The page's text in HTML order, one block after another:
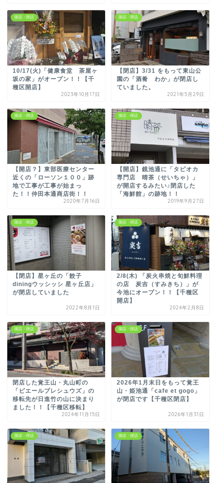
開店・閉店
10/17(火)「健康食堂 茶屋ヶ
坂の家」がオープン！！【千
種区開店】
2023年10月17日
開店・閉店
【閉店】3/31 をもって東山公
園の「酒肴 わか」が閉店し
ていました。
2021年5月29日
開店・閉店
【開店？】東部医療センター
近くの「ローソン１００」跡
地で工事が工事が始まっ
た！！仲田本通商店街！！
2020年7月16日
開店・閉店
【開店】鏡池通に「タピオカ
専門店 晴茶（せいちゃ）」
が開店するみたい♪閉店した
「海鮮館」の跡地！！
2019年9月27日
開店・閉店
【閉店】星ヶ丘の「餃子
diningウッシッシ 星ヶ丘店」
が閉店していました
2022年8月1日
開店・閉店
2/8(木) 「炭火串焼と旬鮮料理
の店 炭吉（すみきち）」が
今池にオープン！！【千種区
開店】
2024年2月8日
開店・閉店
閉店した覚王山・丸山町の
「ピエールプレシュウズ」の
移転先が日進竹の山に決まり
ました！！【千種区移転】
2024年11月15日
開店・閉店
2026年1月末日をもって覚王
山・姫池通「cafe et gogo」
が閉店です【千種区閉店】
2026年1月31日
開店・閉店 開店・閉店